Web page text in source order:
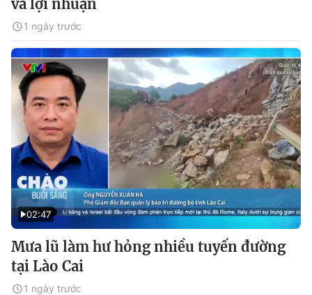
và lợi nhuận
1 ngày trước
02:47
Mưa lũ làm hư hỏng nhiều tuyến đường
tại Lào Cai
1 ngày trước